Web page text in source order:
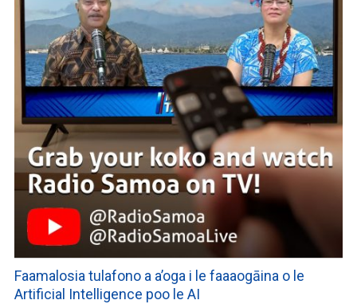
Faamalosia tulafono a a’oga i le faaaogāina o le
Artificial Intelligence poo le AI